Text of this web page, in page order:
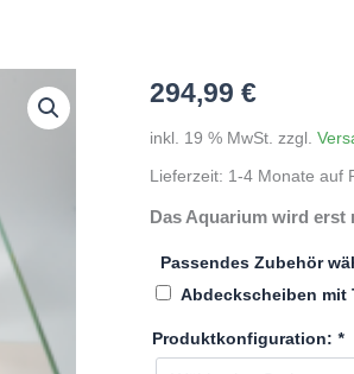
294,99€
inkl. 19 % MwSt. zzgl.
Lieferzeit: 1-4 Monate auf
Das Aquarium wird erst
Passendes Zubehör
Abdeckscheiben
Produktkonfiguration:*